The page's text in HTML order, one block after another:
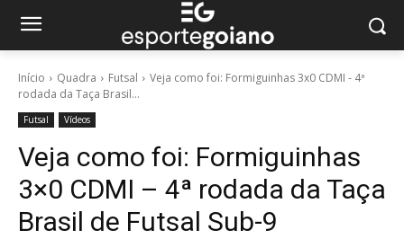
Início Quadra Futsal
Veja como foi: Formiguinhas 3x0 CDMI - 4ª
rodada da Taça Brasil...
Futsal Vídeos
Veja como foi: Formiguinhas
3×0 CDMI – 4ª rodada da Taça
Brasil de Futsal Sub-9